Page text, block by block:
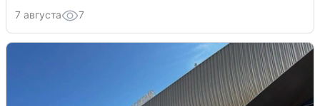
7 августа 7